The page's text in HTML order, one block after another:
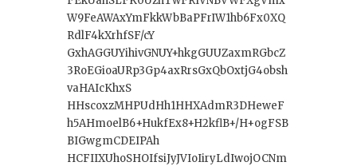
W9FeAWAxYmFkkWbBaPFrIW1hb6Fx0XQ
RdlF4kXrhfSF/cY
GxhAGGUYihivGNUY+hkgGUUZaxmRGbcZ
3RoEGioaURp3Gp4axRrsGxQbOxtjG4obsh
vaHAIcKhxS
HHscoxzMHPUdHh1HHXAdmR3DHeweF
h5AHmoelB6+HukfEx8+H2kflB+/H+ogFSB
BIGwgmCDEIPAh
HCFIIXUhoSHOIfsiJyJVIoIiryLdIwojOCNm